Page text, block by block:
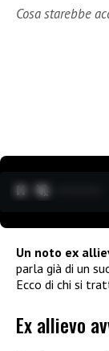
Cosa starebbe
Un noto ex
parla già di un
Ecco di chi si
Ex allievo